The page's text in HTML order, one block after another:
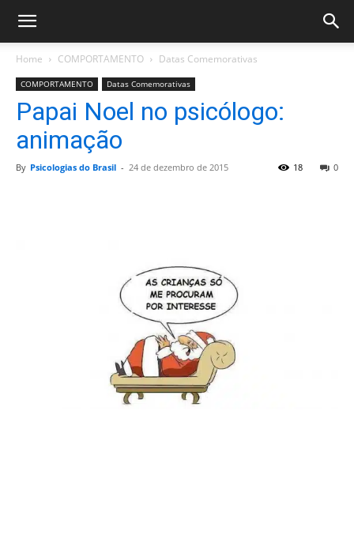
Home COMPORTAMENTO Datas Comemorativas
COMPORTAMENTO Datas Comemorativas
Papai Noel no psicólogo:
animação
By Psicologias do Brasil - 24 de dezembro de 2015 0
18